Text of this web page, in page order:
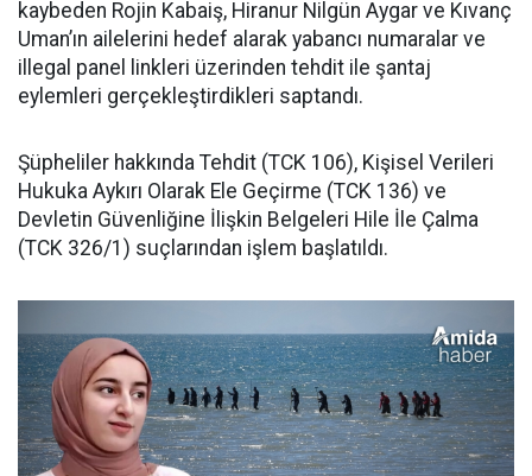
kaybeden Rojin Kabaiş, Hiranur Nilgün Aygar ve Kıvanç
Uman’ın ailelerini hedef alarak yabancı numaralar ve
illegal panel linkleri üzerinden tehdit ile şantaj
eylemleri gerçekleştirdikleri saptandı.
Şüpheliler hakkında Tehdit (TCK 106), Kişisel Verileri
Hukuka Aykırı Olarak Ele Geçirme (TCK 136) ve
Devletin Güvenliğine İlişkin Belgeleri Hile İle Çalma
(TCK 326/1) suçlarından işlem başlatıldı.